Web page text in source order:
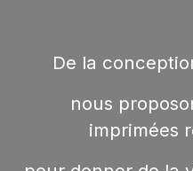
De la
nous
imprimées